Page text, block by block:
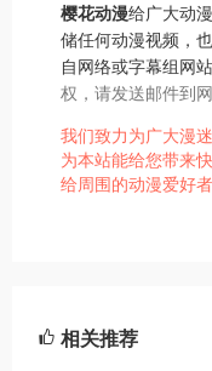
樱花动漫给广大动
储任何动漫视频，
自网络或字幕组网
权，请发送邮件到
我们致力为广大漫
为本站能给您带来
给周围的动漫爱好
相关推荐